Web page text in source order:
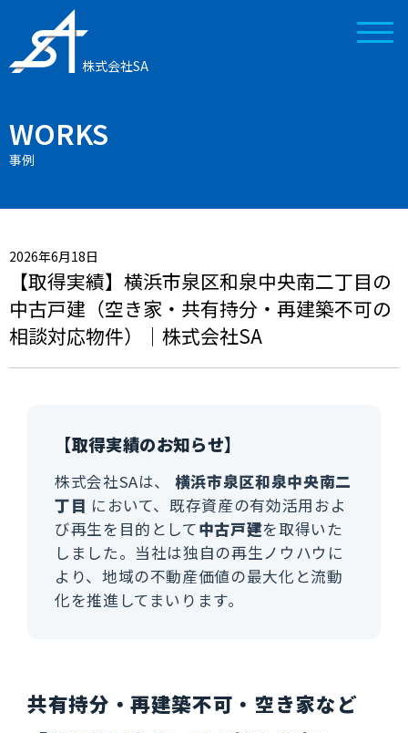
株式会社SA
WORKS
事例
2026年6月18日
【取得実績】横浜市泉区和泉中央南二丁目の
中古戸建（空き家・共有持分・再建築不可の
相談対応物件）｜株式会社SA
【取得実績のお知らせ】
株式会社SAは、
横浜市泉区和泉中央南二
丁目 において、既存資産の有効活用およ
び再生を目的として中古戸建を取得いた
しました。当社は独自の再生ノウハウに
より、地域の不動産価値の最大化と流動
化を推進してまいります。
共有持分・再建築不可・空き家など